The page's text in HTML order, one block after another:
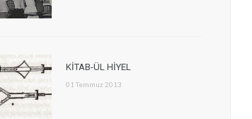
KİTAB-ÜL HİYEL
01 Temmuz 2013